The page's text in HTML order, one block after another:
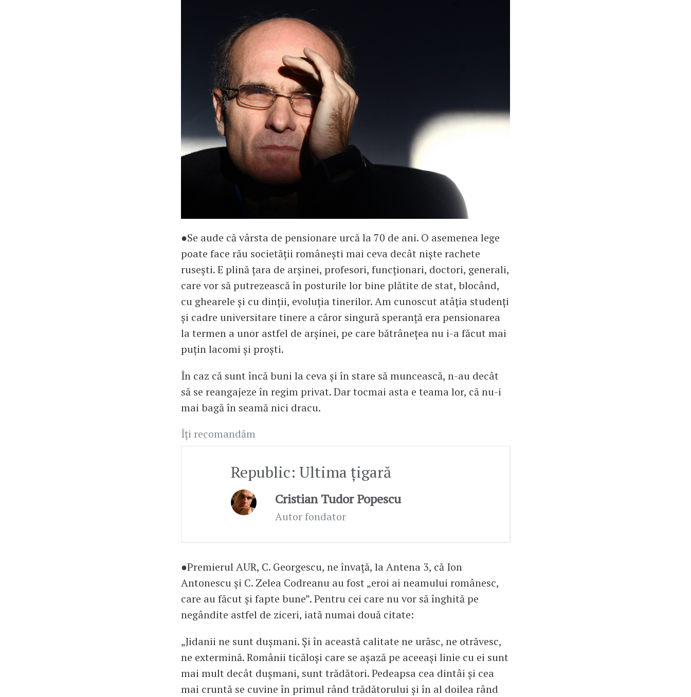
●Se aude că vârsta de pensionare urcă la 70 de ani. O asemenea lege
poate face rău societății românești mai ceva decât niște rachete
rusești. E plină țara de arșinei, profesori, funcționari, doctori, generali,
care vor să putrezească în posturile lor bine plătite de stat, blocând,
cu ghearele și cu dinții, evoluția tinerilor. Am cunoscut atâția studenți
și cadre universitare tinere a căror singură speranță era pensionarea
la termen a unor astfel de arșinei, pe care bătrânețea nu i-a făcut mai
puțin lacomi și proști.
În caz că sunt încă buni la ceva și în stare să muncească, n-au decât
să se reangajeze în regim privat. Dar tocmai asta e teama lor, că nu-i
mai bagă în seamă nici dracu.
Îți recomandăm
Republic: Ultima ţigară
Cristian Tudor Popescu
Autor fondator
●Premierul AUR, C. Georgescu, ne învață, la Antena 3, că Ion
Antonescu și C. Zelea Codreanu au fost „eroi ai neamului românesc,
care au făcut și fapte bune”. Pentru cei care nu vor să înghită pe
negândite astfel de ziceri, iată numai două citate:
„Jidanii ne sunt dușmani. Și în această calitate ne urăsc, ne otrăvesc,
ne extermină. Românii ticăloși care se așază pe aceeași linie cu ei sunt
mai mult decât dușmani, sunt trădători. Pedeapsa cea dintâi și cea
mai cruntă se cuvine în primul rând trădătorului și în al doilea rând